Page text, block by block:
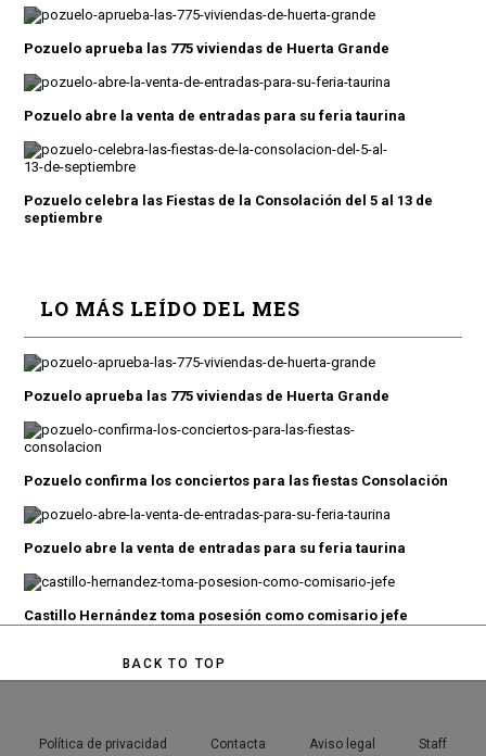
Pozuelo aprueba las 775 viviendas de Huerta Grande
Pozuelo abre la venta de entradas para su feria taurina
Pozuelo celebra las Fiestas de la Consolación del 5 al 13 de
septiembre
LO MÁS LEÍDO DEL MES
Pozuelo aprueba las 775 viviendas de Huerta Grande
Pozuelo confirma los conciertos para las fiestas Consolación
Pozuelo abre la venta de entradas para su feria taurina
Castillo Hernández toma posesión como comisario jefe
BACK TO TOP
Política de privacidad Contacta Aviso legal Staff